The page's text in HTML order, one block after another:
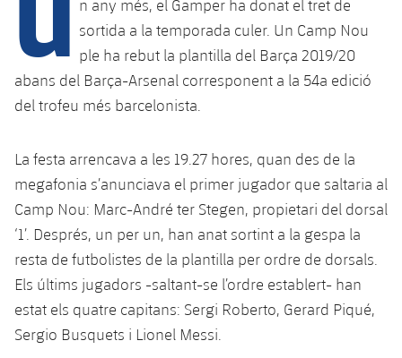
plusicon
més
Instal·lacions
Spotify Camp Nou
Palau Blaugrana
Estadi Johan Cruyff
Barça Cafe
Ciutat Esportiva
plusicon
més
SUB13
SUB12
SUB11 B
SUB10 A
SUB10 B
SUB9 A
SUB9 B
SUB13 B
SUB12 C
Entrades
Gameday Shows
Classificacions
Jugadors
Fotos
Història
Base
Barça Atlètic
Junior
Cadet B
Infantil A
Infantil B
Mini
Campus Estiu
PLUSICON
MÉS
Primer Equip
plusicon
més
Calendari
Entrades
Resultats
Classificació
plusicon
més
Calendari
Resultats
Classificació
Base
plusicon
més
Actualitat
Juvenil
Cadet A
PLUSICON
MÉS
Primer equip
plusicon
més
Actualitat
Barça Atlètic
n any més, el Gamper ha donat el tret de
sortida a la temporada culer. Un Camp Nou
ple ha rebut la plantilla del Barça 2019/20
abans del Barça-Arsenal corresponent a la 54a edició
del trofeu més barcelonista.
La festa arrencava a les 19.27 hores, quan des de la
megafonia s’anunciava el primer jugador que saltaria al
Camp Nou: Marc-André ter Stegen, propietari del dorsal
‘1’. Després, un per un, han anat sortint a la gespa la
resta de futbolistes de la plantilla per ordre de dorsals.
Els últims jugadors -saltant-se l’ordre establert- han
estat els quatre capitans: Sergi Roberto, Gerard Piqué,
Sergio Busquets i Lionel Messi.